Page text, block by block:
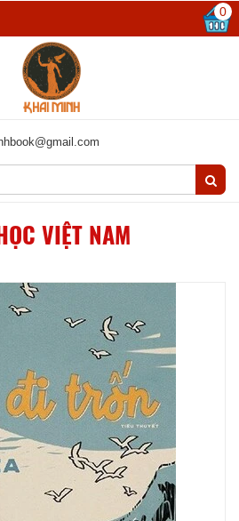
0
VIỆT NAM